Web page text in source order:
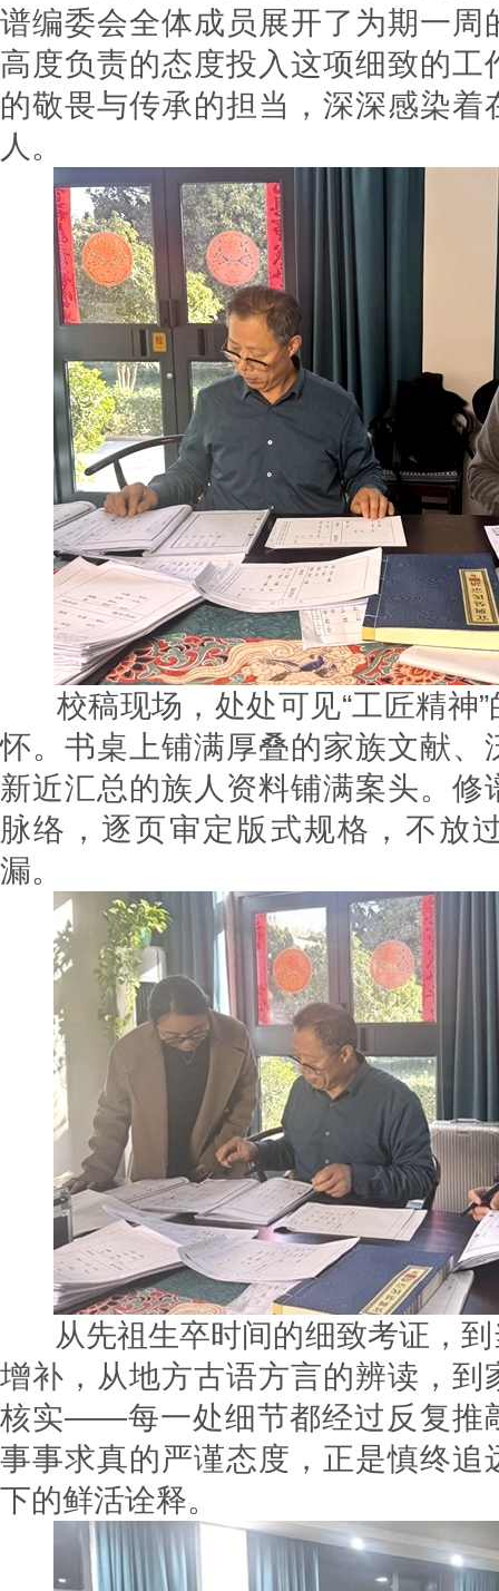
谱编委会全体成员展开了为期一周
高度负责的态度投入这项细致的工
的敬畏与传承的担当，深深感染着
人。
校稿现场，处处可见“工匠精神”
怀。书桌上铺满厚叠的家族文献、
新近汇总的族人资料铺满案头。修
脉络，逐页审定版式规格，不放
漏。
从先祖生卒时间的细致考证，到
增补，从地方古语方言的辨读，到
核实——每一处细节都经过反复推
事事求真的严谨态度，正是慎终追
下的鲜活诠释。